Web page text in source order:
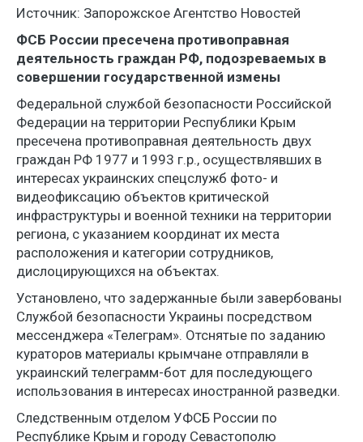
Источник: Запорожское Агентство Новостей
ФСБ России пресечена противоправная
деятельность граждан РФ, подозреваемых в
совершении государственной измены
Федеральной службой безопасности Российской
Федерации на территории Республики Крым
пресечена противоправная деятельность двух
граждан РФ 1977 и 1993 г.р., осуществлявших в
интересах украинских спецслужб фото- и
видеофиксацию объектов критической
инфраструктуры и военной техники на территории
региона, с указанием координат их места
расположения и категории сотрудников,
дислоцирующихся на объектах.
Установлено, что задержанные были завербованы
Службой безопасности Украины посредством
мессенджера «Телеграм». Отснятые по заданию
кураторов материалы крымчане отправляли в
украинский телеграмм-бот для последующего
использования в интересах иностранной разведки.
Следственным отделом УФСБ России по
Республике Крым и городу Севастополю